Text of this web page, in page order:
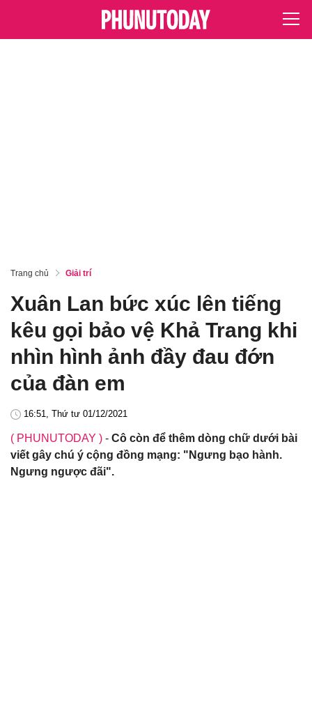
Trang chủ Giải trí
Xuân Lan bức xúc lên tiếng
kêu gọi bảo vệ Khả Trang khi
nhìn hình ảnh đầy đau đớn
của đàn em
16:51, Thứ tư 01/12/2021
( PHUNUTODAY ) - Cô còn để thêm dòng chữ dưới bài
viết gây chú ý cộng đồng mạng: "Ngưng bạo hành.
Ngưng ngược đãi".